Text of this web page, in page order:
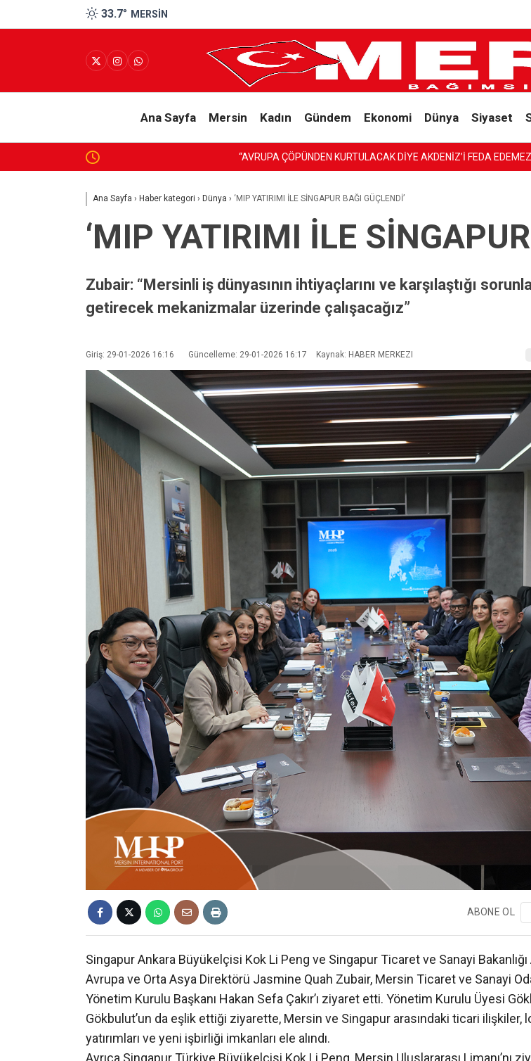
33.7° MERSIN
Ana Sayfa Mersin Kadın Gündem Ekonomi Dünya Siyaset
“AVRUPA ÇÖPÜNDEN KURTULACAK DİYE AKDENİZ’İ FEDA EDEMEZSİNİZ!”
Ana Sayfa › Haber kategori › Dünya › ‘MIP YATIRIMI İLE SİNGAPUR BAĞI GÜÇLENDİ’
‘MIP YATIRIMI İLE
Zubair: “Mersinli iş dünyasının ihtiyaçlarını ve karşılaştığı
getirecek mekanizmalar üzerinde çalışacağız”
Giriş: 29-01-2026 16:16 Güncelleme: 29-01-2026 16:17 Kaynak: HABER MERKEZI
ABONE OL
Singapur Ankara Büyükelçisi Kok Li Peng ve Singapur Ticaret ve Sanayi
Avrupa ve Orta Asya Direktörü Jasmine Quah Zubair, Mersin Ticaret ve Sanayi
Yönetim Kurulu Başkanı Hakan Sefa Çakır’ı ziyaret etti. Yönetim Kurulu Üyesi
Gökbulut’un da eşlik ettiği ziyarette, Mersin ve Singapur arasındaki ticari ilişkiler,
yatırımları ve yeni işbirliği imkanları ele alındı.
Ayrıca Singapur Türkiye Büyükelçisi Kok Li Peng, Mersin Uluslararası Limanı’nı